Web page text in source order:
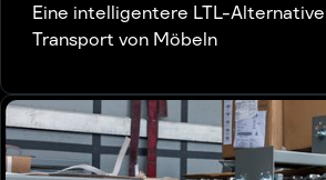
Eine intelligentere LTL-
Transport von Möbeln